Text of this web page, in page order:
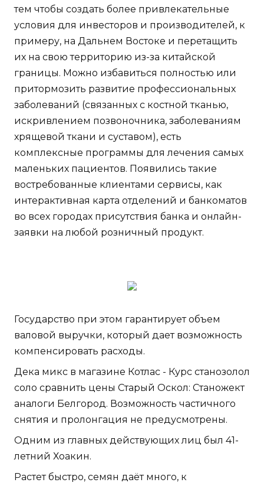
тем чтобы создать более привлекательные
условия для инвесторов и производителей, к
примеру, на Дальнем Востоке и перетащить
их на свою территорию из-за китайской
границы. Можно избавиться полностью или
притормозить развитие профессиональных
заболеваний (связанных с костной тканью,
искривлением позвоночника, заболеваниям
хрящевой ткани и суставом), есть
комплексные программы для лечения самых
маленьких пациентов. Появились такие
востребованные клиентами сервисы, как
интерактивная карта отделений и банкоматов
во всех городах присутствия банка и онлайн-
заявки на любой розничный продукт.
Государство при этом гарантирует объем
валовой выручки, который дает возможность
компенсировать расходы.
Дека микс в магазине Котлас - Курс станозолол
соло сравнить цены Старый Оскол: Станожект
аналоги Белгород. Возможность частичного
снятия и пролонгация не предусмотрены.
Одним из главных действующих лиц был 41-
летний Хоакин.
Растет быстро, семян даёт много, к